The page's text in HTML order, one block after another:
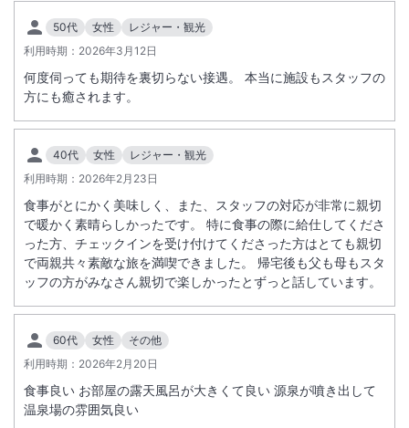
■冬季期間 積雪・凍結について
冬期は、積雪・凍結するおそれがありますので、事前に天気予報をご確
認のうえ、凍結等がある場合には、タイヤチェーンをお持ちください。
■大噴湯公園温泉櫓工事に伴う予約のご案内いつも当館をご利用いただ
き、誠にありがとうございます。河津町の象徴のひとつでもある、隣地
大正15年11月22日、当館創業者・稲葉時太郎が掘り当てたものであ
り、
本年、開湯100周年という大きな節目を迎えます。この記念すべき年に
合わせ、河津町による大噴湯公園温泉櫓の建て替え工事が実施される運
びとなりました。
それに伴い、下記の通りご案内申し上げます。■ 工事期間中（10月27
日（火）～11月3日（月）の影響について工事の進行状況により、日程
及び以下の影響が生じる可能性がございます。・大浴場「大岩風呂 吹
花」営業時間の変更
・日中の工事音の発生 などお客様にはご不便・ご迷惑をお掛けいたし
ますが、
100年の歴史ある温泉を未来へ繋いでいくための大切な工事となりま
す。何卒ご理解とご協力を賜りますよう、お願い申し上げます。皆さま
50代 女性
レジャー・観光
利用時期： 2026年3月12日
何度伺っても期待を裏切らない接遇。 本当に施設もスタッフの
方にも癒されます。
40代 女性
レジャー・観光
利用時期： 2026年2月23日
食事がとにかく美味しく、また、スタッフの対応が非常に親切
で暖かく素晴らしかったです。 特に食事の際に給仕してくださ
った方、チェックインを受け付けてくださった方はとても親切
で両親共々素敵な旅を満喫できました。 帰宅後も父も母もスタ
ッフの方がみなさん親切で楽しかったとずっと話しています。
60代 女性
その他
利用時期： 2026年2月20日
食事良い お部屋の露天風呂が大きくて良い 源泉が噴き出して
温泉場の雰囲気良い